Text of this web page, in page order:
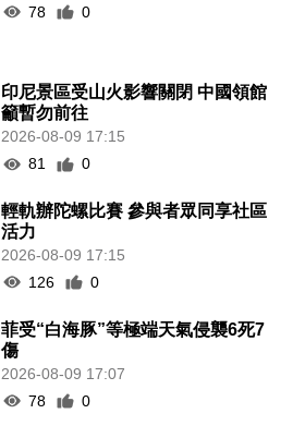
78
0
印尼景區受山火影響關閉 中國領館
籲暫勿前往
2026-08-09 17:15
81
0
輕軌辦陀螺比賽 參與者眾同享社區
活力
2026-08-09 17:15
126
0
菲受“白海豚”等極端天氣侵襲6死7
傷
2026-08-09 17:07
78
0